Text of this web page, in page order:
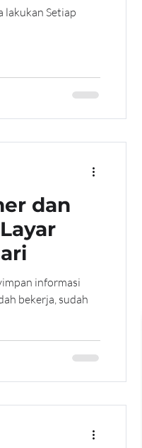
lakukan Setiap
dan
informasi
bekerja, sudah